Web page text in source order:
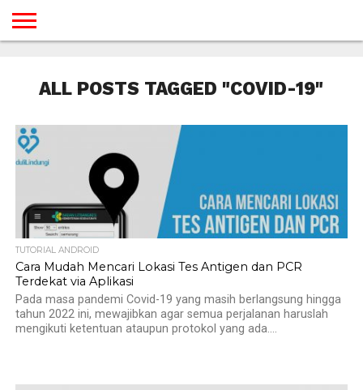
GAMES
DESAIN
ANDROID
IOS
YOUTUBE
INTERNET
WINDOWS
LINUX
MACINTOSH
MESSENGER
BLOGSPOT
WORDPRESS
PEMROGRAMAN
SEO
WEB
SERVER
ALL POSTS TAGGED "COVID-19"
TUTORIAL ANDROID
Cara Mudah Mencari Lokasi Tes Antigen dan PCR
Terdekat via Aplikasi
Pada masa pandemi Covid-19 yang masih berlangsung hingga
tahun 2022 ini, mewajibkan agar semua perjalanan haruslah
mengikuti ketentuan ataupun protokol yang ada....